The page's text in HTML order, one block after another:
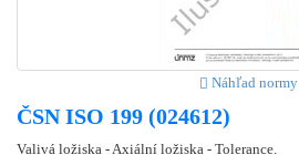
Náhľad normy
ČSN ISO 199 (024612)
Valivá ložiska - Axiální ložiska - Tolerance.